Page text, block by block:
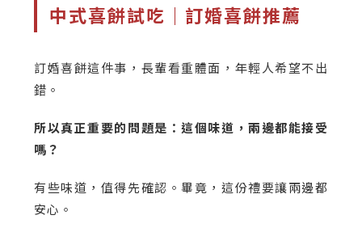
中式喜餅試吃｜訂婚喜餅推薦
訂婚喜餅這件事，長輩看重體面，年輕人希望不出
錯。
所以真正重要的問題是：這個味道，兩邊都能接受
嗎？
有些味道，值得先確認。畢竟，這份禮要讓兩邊都
安心。